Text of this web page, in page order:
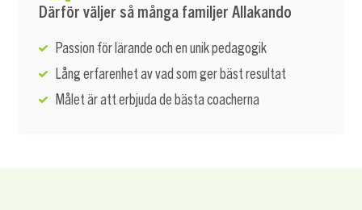
Därför väljer så många familjer Allakando
Passion för lärande och en unik pedagogik
Lång erfarenhet av vad som ger bäst resultat
Målet är att erbjuda de bästa coacherna